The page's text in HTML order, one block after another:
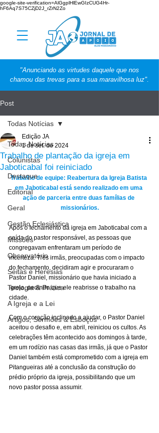
google-site-verification=AlGgplHlEwGIzCUG4Hr-
hF6Aq7S75CZjD2J_rZrN2Zo
"Anunciando as virtudes daquele que nos
chamou das trevas para a sua maravilhosa luz".
Post
Todas Notícias
Colunistas
Destaque
Editorial
Geral
Gestão Eclesiástica
Missões
Observatório
Seitas e Heresias
Teologia & Prática
A Igreja e a Lei
Artigos, Sermões & Esboços
Todas Notícias
Trabalho de plantação da igreja em
Jaboticabal foi reiniciado
Edição JA
1 de set. de 2024
Trabalho de equipe: Reabertura da Igreja Batista
em Jaboticabal está sendo realizado em uma
ação de parceria entre duas famílias de
missionários.
Após o fechamento da igreja em Jaboticabal com a
saída do pastor responsável, as pessoas que
congregavam enfrentaram um período de
incerteza. Três irmãs, preocupadas com o impacto
do fechamento, decidiram agir e procuraram o
Pastor Daniel, missionário que havia iniciado a
igreja, pedindo que ele reabrisse o trabalho na
cidade.
Com o coração inclinado a ajudar, o Pastor Daniel
aceitou o desafio e, em abril, reiniciou os cultos. As
celebrações têm acontecido aos domingos à tarde,
em um rodízio nas casas das irmãs, já que o Pastor
Daniel também está comprometido com a igreja em
Pitangueiras até a conclusão da construção do
prédio próprio da igreja, possibilitando que um
novo pastor possa assumir.